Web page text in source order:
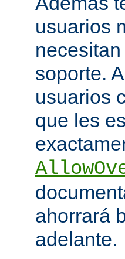
usuarios
soporte.
usuarios
que les
ahorrará
adelante.